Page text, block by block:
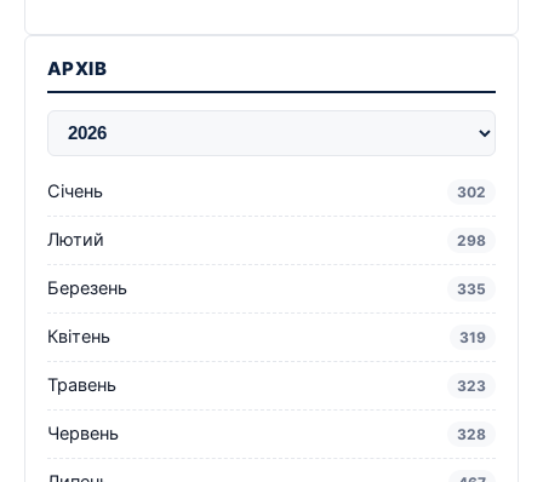
АРХІВ
Січень 302
Лютий 298
Березень 335
Квітень 319
Травень 323
Червень 328